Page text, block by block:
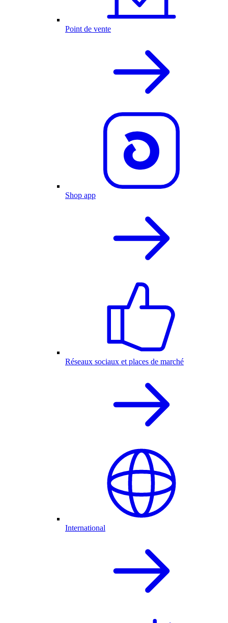
Point de vente
Shop app
Réseaux sociaux et places de marché
International